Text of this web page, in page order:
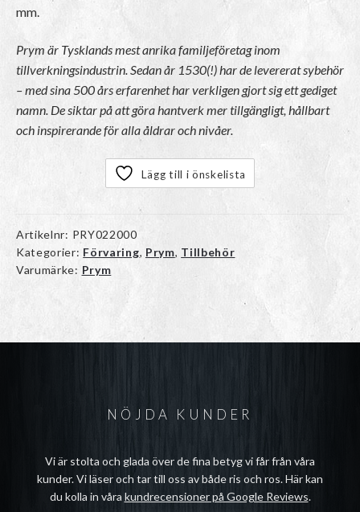
mm.
Prym är Tysklands mest anrika familjeföretag inom
tillverkningsindustrin. Sedan år 1530(!) har de levererat sybehör
– med sina 500 års erfarenhet har verkligen gjort sig ett gediget
namn. De siktar på att göra hantverk mer tillgängligt, hållbart
och inspirerande för alla åldrar och nivåer.
Lägg till i önskelista
Artikelnr: PRY022000
Kategorier: Förvaring, Prym, Tillbehör
Varumärke: Prym
NÖJDA KUNDER
Vi är stolta och glada över de fina betyg vi får från våra
kunder. Vi läser och tar till oss av både ris och ros. Här kan
du kolla in våra kundrecensioner på Google Reviews.